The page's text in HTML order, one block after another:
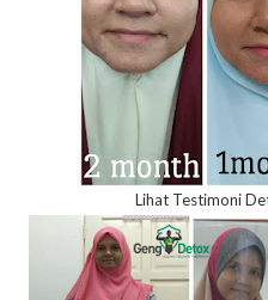
Lihat Testimoni